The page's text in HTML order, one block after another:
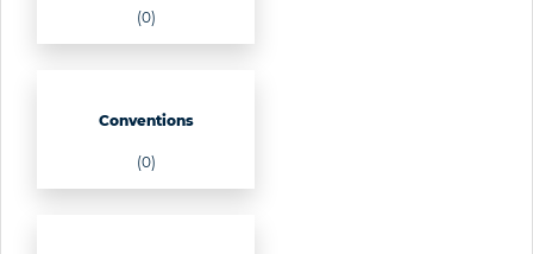
(0)
Conventions
(0)